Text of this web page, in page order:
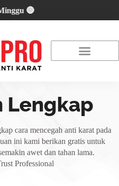
🔴
Lengkap
cara mencegah anti karat pada
ini kami berikan gratis untuk
awet dan tahan lama.
Professional